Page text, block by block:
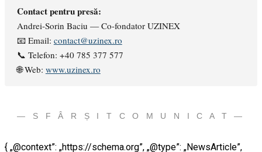
Contact pentru presă:
Andrei-Sorin Baciu — Co-fondator UZINEX
📧 Email: contact@uzinex.ro
📞 Telefon: +40 785 377 577
🌐 Web: www.uzinex.ro
— S F Â R Ș I T C O M U N I C A T —
{ „@context”: „https://schema.org”, „@type”: „NewsArticle”,